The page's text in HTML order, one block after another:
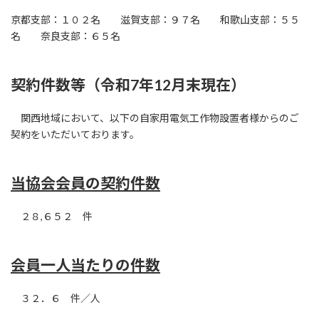
京都支部：１０２名 滋賀支部：９７名 和歌山支部：５５
名 奈良支部：６５名
契約件数等（令和7年12月末現在）
関西地域において、以下の自家用電気工作物設置者様からのご
契約をいただいております。
当協会会員の契約件数
２８,６５２ 件
会員一人当たりの件数
３２．６ 件／人